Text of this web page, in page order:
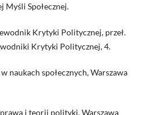
Myśli Społecznej.
Krytyki Politycznej, przeł.
Krytyki Politycznej, 4.
naukach społecznych, Warszawa
i teorii polityki, Warszawa